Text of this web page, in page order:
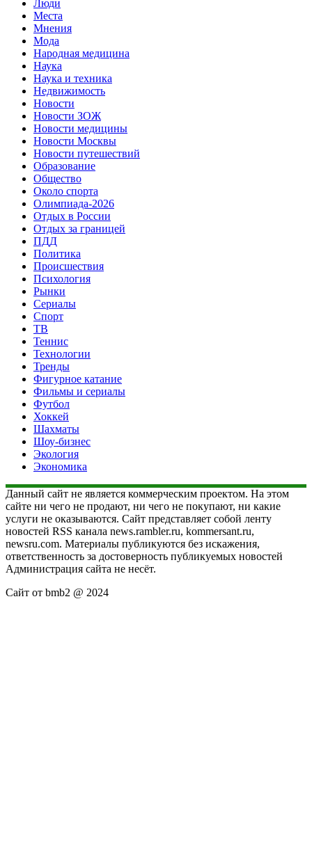
Люди
Места
Мнения
Мода
Народная медицина
Наука
Наука и техника
Недвижимость
Новости
Новости ЗОЖ
Новости медицины
Новости Москвы
Новости путешествий
Образование
Общество
Около спорта
Олимпиада-2026
Отдых в России
Отдых за границей
ПДД
Политика
Происшествия
Психология
Рынки
Сериалы
Спорт
ТВ
Теннис
Технологии
Тренды
Фигурное катание
Фильмы и сериалы
Футбол
Хоккей
Шахматы
Шоу-бизнес
Экология
Экономика
Данный сайт не является коммерческим проектом. На этом
сайте ни чего не продают, ни чего не покупают, ни какие
услуги не оказываются. Сайт представляет собой ленту
новостей RSS канала news.rambler.ru, kommersant.ru,
newsru.com. Материалы публикуются без искажения,
ответственность за достоверность публикуемых новостей
Администрация сайта не несёт.
Сайт от bmb2 @ 2024